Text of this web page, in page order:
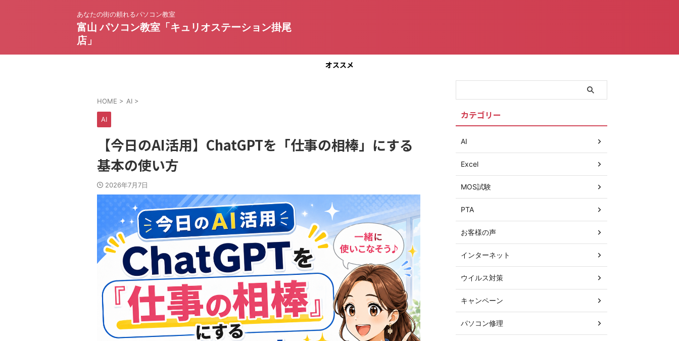
あなたの街の頼れるパソコン教室
富山 パソコン教室「キュリオステーション掛尾
店」
オススメ
HOME > AI >
AI
【今日のAI活用】ChatGPTを「仕事の相棒」にする
基本の使い方
2026年7月7日
カテゴリー
AI
Excel
MOS試験
PTA
お客様の声
インターネット
ウイルス対策
キャンペーン
パソコン修理